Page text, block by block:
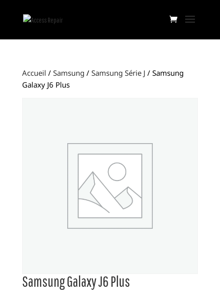
Accueil / Samsung / Samsung Série J / Samsung
Galaxy J6 Plus
Samsung Galaxy J6 Plus